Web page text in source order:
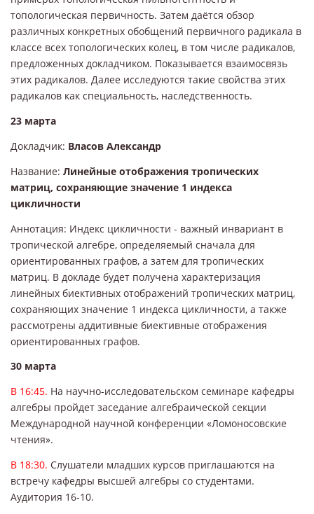
топологическая первичность. Затем даётся обзор
различных конкретных обобщений первичного радикала в
классе всех топологических колец, в том числе радикалов,
предложенных докладчиком. Показывается взаимосвязь
этих радикалов. Далее исследуются такие свойства этих
радикалов как специальность, наследственность.
23 марта
Докладчик: Власов Александр
Название: Линейные отображения тропических
матриц, сохраняющие значение 1 индекса
цикличности
Аннотация: Индекс цикличности - важный инвариант в
тропической алгебре, определяемый сначала для
ориентированных графов, а затем для тропических
матриц. В докладе будет получена характеризация
линейных биективных отображений тропических матриц,
сохраняющих значение 1 индекса цикличности, а также
рассмотрены аддитивные биективные отображения
ориентированных графов.
30 марта
В 16:45. На научно-исследовательском семинаре кафедры
алгебры пройдет заседание алгебраической секции
Международной научной конференции «Ломоносовские
чтения».
В 18:30. Слушатели младших курсов приглашаются на
встречу кафедры высшей алгебры со студентами.
Аудитория 16-10.